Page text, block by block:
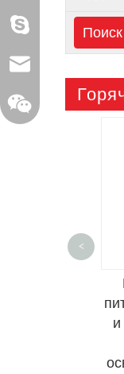
и
<
QR-код